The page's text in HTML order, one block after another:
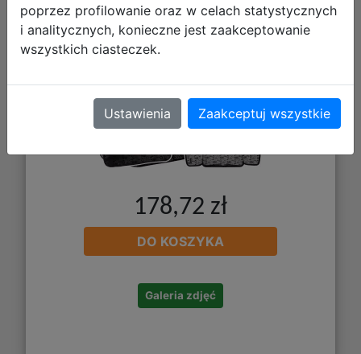
178,72 zł
DO KOSZYKA
Galeria zdjęć
poprzez profilowanie oraz w celach statystycznych
i analitycznych, konieczne jest zaakceptowanie
wszystkich ciasteczek.
Ustawienia Zaakceptuj wszystkie